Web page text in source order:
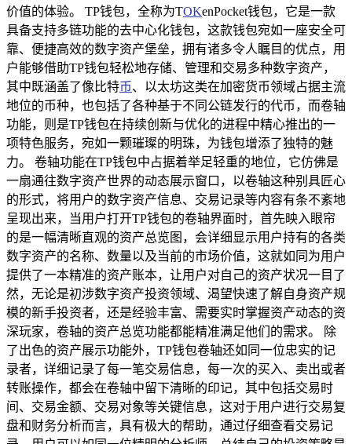
价值的体验。 TP钱包，全称为TOKenPocket钱包，它是一款
具备支持多链功能的去中心化钱包，这款钱包宛如一座安全可
靠、便捷高效的数字资产堡垒，拥有诸多令人瞩目的优点，用
户能够借助TP钱包轻松地存储、管理和交易多种数字资产，
其中既涵盖了像比特币、以太坊这类在加密货币领域占据主流
地位的币种，也包括了各种基于不同公链发行的代币，而卷轴
功能，则是TP钱包在持续创新与优化的进程中精心推出的一
项特色服务，宛如一颗璀璨的明珠，为钱包增添了独特的魅
力。 卷轴功能在TP钱包中占据着举足轻重的地位，它仿佛是
一扇通往数字资产世界的动态展示窗口，以卷轴这种别具匠心
的形式，将用户的数字资产信息、交易记录等内容有条不紊地
呈现出来，当用户打开TP钱包的卷轴界面时，首先映入眼帘
的是一幅清晰直观的资产总览图，会详细显示用户持有的各类
数字资产的名称、数量以及当前的市场价值，这就如同为用户
提供了一本精准的资产账本，让用户对自己的资产状况一目了
然，无论是初涉数字资产投资领域、渴望快速了解自身资产规
模的新手投资者，还是经验丰富、需要实时掌握资产动态的资
深玩家，卷轴的资产总览功能都能精准满足他们的需求。 除
了出色的资产展示功能外，TP钱包卷轴还如同一位忠实的记
录者，详细记录了每一笔交易信息，每一次的买入、卖出或者
转账操作，都会在卷轴中留下清晰的印记，其中包括交易时
间、交易金额、交易对象等关键信息，这对于用户进行交易复
盘和财务分析而言，具有极大的帮助，通过仔细查看交易记